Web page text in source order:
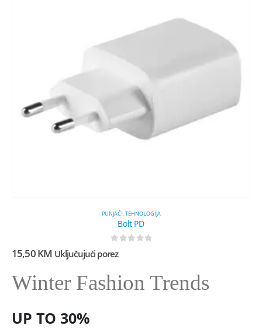
PUNJAČI,TEHNOLOGIJA
Bolt PD
15,50KM Uključujući porez
Winter Fashion Trends
UP TO 30%